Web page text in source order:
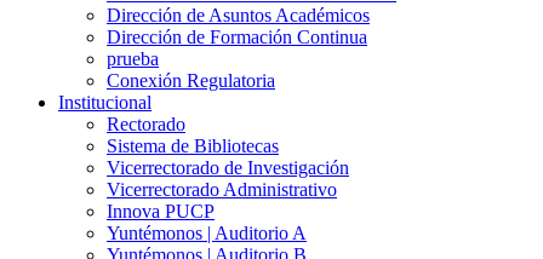
Dirección de Asuntos Académicos
Dirección de Formación Continua
prueba
Conexión Regulatoria
Institucional
Rectorado
Sistema de Bibliotecas
Vicerrectorado de Investigación
Vicerrectorado Administrativo
Innova PUCP
Yuntémonos | Auditorio A
Yuntémonos | Auditorio B